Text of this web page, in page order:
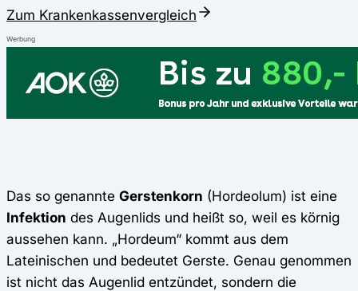
Zum Krankenkassenvergleich
Werbung
Das so genannte Gerstenkorn (Hordeolum) ist eine
Infektion des Augenlids und heißt so, weil es körnig
aussehen kann. „Hordeum“ kommt aus dem
Lateinischen und bedeutet Gerste. Genau genommen
ist nicht das Augenlid entzündet, sondern die